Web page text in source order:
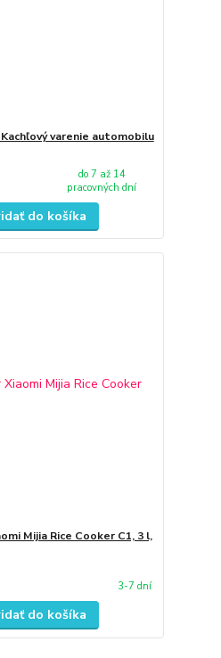
varenie automobilu
do 7 až 14
pracovných dní
do košíka
Mijia Rice Cooker C1, 3 l,
3-7 dní
do košíka